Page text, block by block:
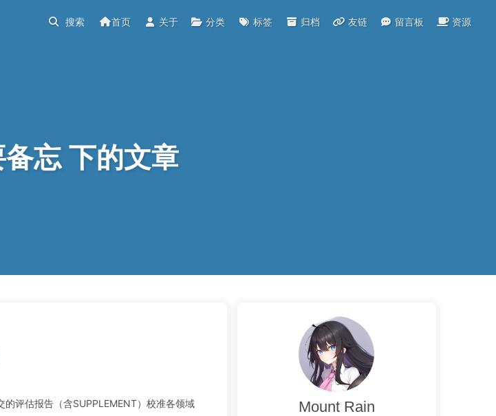
忘 下的文章
首页 关于 分类 标签 归档 友链 留言板 资源
评估报告（含SUPPLEMENT）校准各领域
Mount Rain